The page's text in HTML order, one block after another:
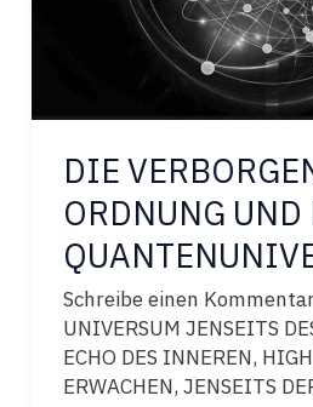
DIE
ORDNUNG UND
Schreibe einen
UNIVERSUM JENSEITS
ECHO DES INNEREN,
ERWACHEN, JENSEITS